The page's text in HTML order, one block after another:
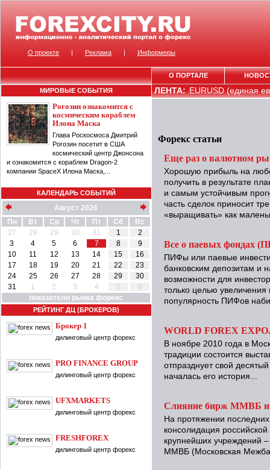
МИРОВЫЕ СОБЫТИЯ
Рогозин ознакомится с
космическим кораблем
Илона Маска
Глава Роскосмоса Дмитрий
Рогозин посетит в США
космический центр Джонсона
и ознакомится с кораблем Dragon-2
компании SpaceX Илона Маска,...
КАЛЕНДАРЬ СОБЫТИЙ
Август 2026
Пн
Вт Ср Чт Пт Сб
Вс
27
28 29 30 31 1
2
3
4 5 6 7 8
9
10
11 12 13 14 15
16
17
18 19 20 21 22
23
24
25 26 27 28 29
30
31
1 2 3 4 5
6
показатели рынка форекс
РЕЙТИНГ ДЦ (БРОКЕРОВ)
Брокер 1
дилинговый центр форекс
PRO FINANCE GROUP
дилинговый центр форекс
UFXMARKETS
дилинговый центр форекс
FRESHFOREX
дилинговый центр форекс
ЛЕНТА:EURUSD (единая
Форекс статьи
Еще раз о валютном
Хорошую прибыль на
получить в результате
и самым устойчивым
часть сделок приносит
«выращивать» как
Все о паевых фондах
ПИФы или паевые
банковским депозитам и
возможности для
только целью
популярность ПИФов
WORLD FOREX
В ноябре 2010 года в
традиции состоится
отпразднует свой
началась его история...
Слияние бирж ММВБ
На протяжении последних
консолидация
крупнейших учреждений
ММВБ (Московская
О проекте | Реклама | Информеры
О ПОРТАЛЕ